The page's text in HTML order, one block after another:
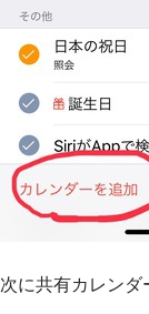
次に共有カレンダ